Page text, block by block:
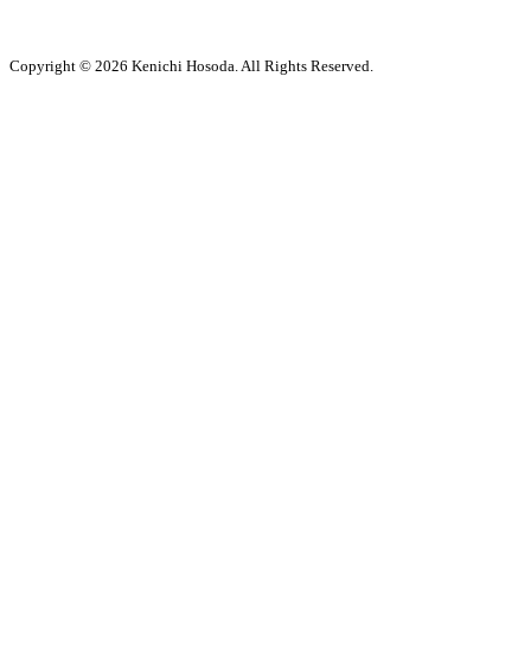
Copyright © 2026 Kenichi Hosoda. All Rights Reserved.